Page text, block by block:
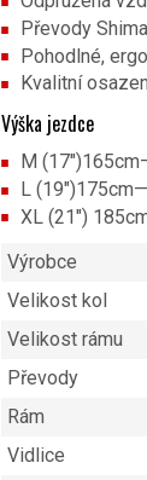
Převody
Pohodlné,
Kvalitní
Výška jezdce
M (17″)
L (19″)
XL (21″)
Výrobce
Velikost kol
Velikost rámu
Převody
Rám
Vidlice